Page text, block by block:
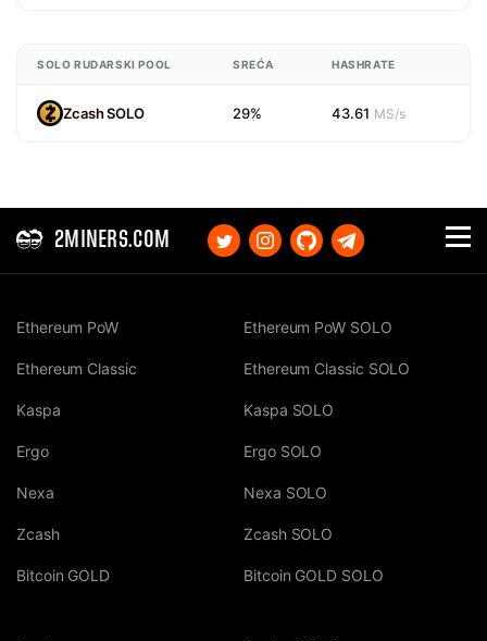
SOLO RUDARSKI POOL SREĆA HASHRATE
Zcash SOLO 29% 43.61 MS/s
2MINERS.COM
Ethereum PoW
Ethereum Classic
Kaspa
Ergo
Nexa
Zcash
Bitcoin GOLD
Ethereum PoW SOLO
Ethereum Classic SOLO
Kaspa SOLO
Ergo SOLO
Nexa SOLO
Zcash SOLO
Bitcoin GOLD SOLO